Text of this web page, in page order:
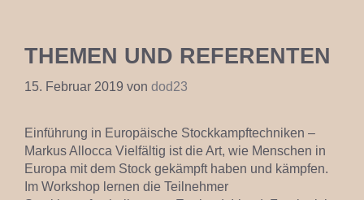
THEMEN UND REFERENTEN
15. Februar 2019 von dod23
Einführung in Europäische Stockkampftechniken –
Markus Allocca Vielfältig ist die Art, wie Menschen in
Europa mit dem Stock gekämpft haben und kämpfen.
Im Workshop lernen die Teilnehmer